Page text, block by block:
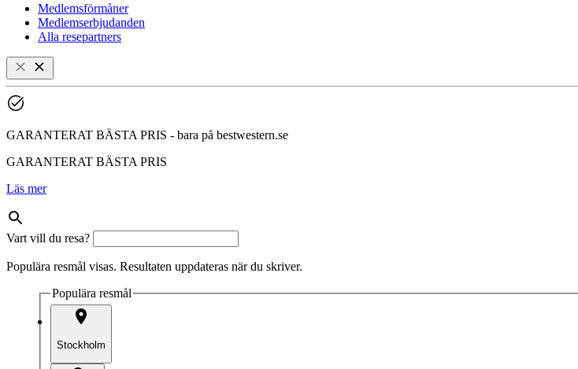
Medlemsförmåner
Medlemserbjudanden
Alla resepartners
GARANTERAT BÄSTA PRIS - bara på bestwestern.se
GARANTERAT BÄSTA PRIS
Läs mer
Vart vill du resa?
Populära resmål visas. Resultaten uppdateras när du skriver.
Populära resmål
Stockholm